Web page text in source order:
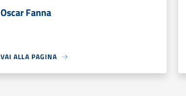
Oscar Fanna
VAI ALLA PAGINA